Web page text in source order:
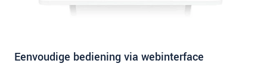
Eenvoudige bediening via webinterface